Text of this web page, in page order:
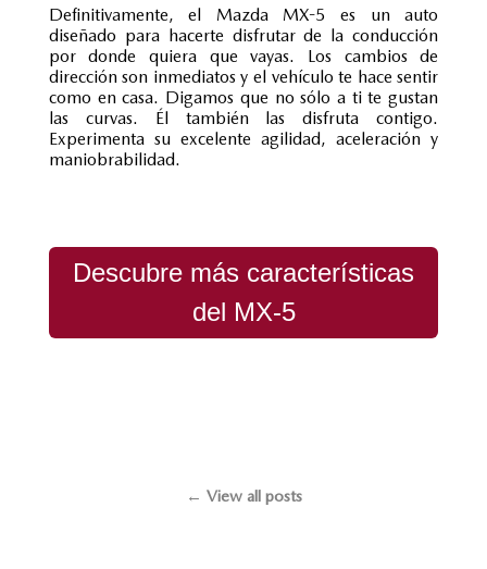
Definitivamente, el Mazda MX-5 es un auto
diseñado para hacerte disfrutar de la conducción
por donde quiera que vayas. Los cambios de
dirección son inmediatos y el vehículo te hace sentir
como en casa. Digamos que no sólo a ti te gustan
las curvas. Él también las disfruta contigo.
Experimenta su excelente agilidad, aceleración y
maniobrabilidad.
Descubre más características
del MX-5
← View all posts